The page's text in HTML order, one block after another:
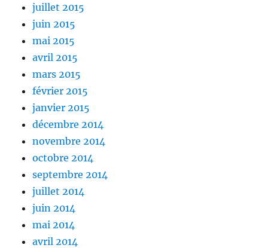
juillet 2015
juin 2015
mai 2015
avril 2015
mars 2015
février 2015
janvier 2015
décembre 2014
novembre 2014
octobre 2014
septembre 2014
juillet 2014
juin 2014
mai 2014
avril 2014